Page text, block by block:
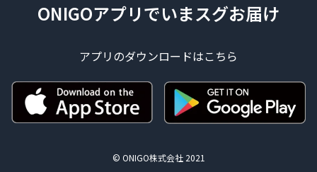
ONIGOアプリでいまスグお届け
アプリのダウンロードはこちら
© ONIGO株式会社 2021